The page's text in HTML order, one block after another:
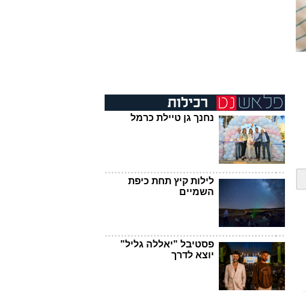
נחנך גן טיילת כרמל
לילות קיץ תחת כיפת
השמיים
פסטיבל "יאללה גליל"
יוצא לדרך